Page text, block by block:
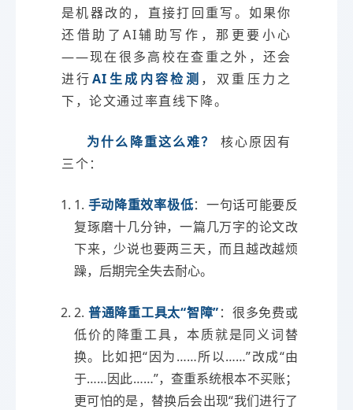
是机器改的，直接打回重写。如果你
还借助了AI辅助写作，那更要小心
——现在很多高校在查重之外，还会
进行AI生成内容检测 ，双重压力之
下，论文通过率直线下降。
为什么降重这么难？
核心原因有
三个：
1. 手动降重效率极低：一句话可能要反
复琢磨十几分钟，一篇几万字的论文改
下来，少说也要两三天，而且越改越烦
躁，后期完全失去耐心。
2. 普通降重工具太“智障”：很多免费或
低价的降重工具，本质就是同义词替
换。比如把“因为……所以……”改成“由
于……因此……”，查重系统根本不买账；
更可怕的是，替换后会出现“我们进行了